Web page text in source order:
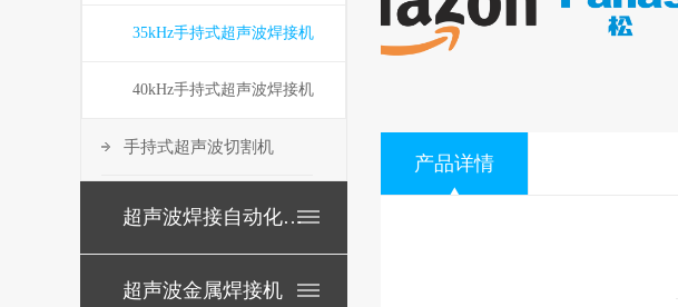
35kHz手持式超声波焊接机
40kHz手持式超声波焊接机
手持式超声波切割机
超声波焊接自动化配套
超声波金属焊接机
产品详情